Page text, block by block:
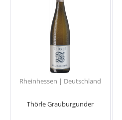
Rheinhessen | Deutschland
Thörle Grauburgunder